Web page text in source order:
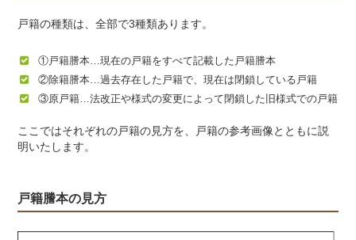
戸籍の種類は、全部で3種類あります。
①戸籍謄本…現在の戸籍をすべて記載した戸籍謄本
②除籍謄本…過去存在した戸籍で、現在は閉鎖している戸籍
③原戸籍…法改正や様式の変更によって閉鎖した旧様式での戸籍
ここではそれぞれの戸籍の見方を、戸籍の参考画像とともに説
明いたします。
戸籍謄本の見方